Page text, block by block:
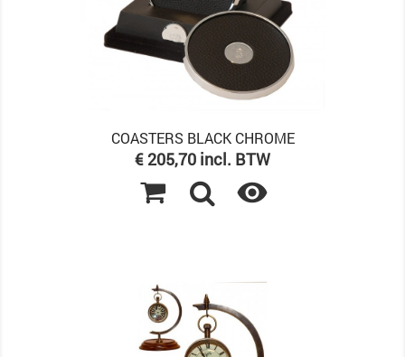
COASTERS BLACK CHROME
Prijs
€ 205,70 incl. BTW
